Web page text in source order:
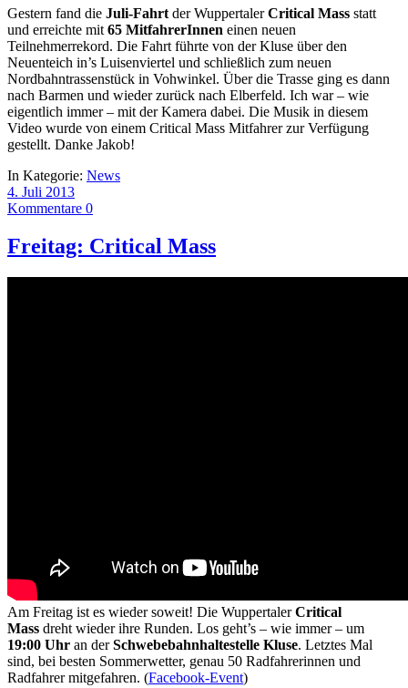
Gestern fand die Juli-Fahrt der WuppertalerCritical Mass statt
und erreichte mit 65 MitfahrerInnen einen neuen
Teilnehmerrekord. Die Fahrt führte von der Kluse über den
Neuenteich in’s Luisenviertel und schließlich zum neuen
Nordbahntrassenstück in Vohwinkel. Über die Trasse ging es dann
nach Barmen und wieder zurück nach Elberfeld. Ich war – wie
eigentlich immer – mit der Kamera dabei. Die Musik in diesem
Video wurde von einem Critical Mass Mitfahrer zur Verfügung
gestellt. Danke Jakob!
In Kategorie: News
4. Juli 2013
Kommentare 0
Freitag: Critical Mass
Am Freitag ist es wieder soweit! Die WuppertalerCritical
Mass dreht wieder ihre Runden. Los geht’s – wie immer – um
19:00 Uhr an derSchwebebahnhaltestelle Kluse. Letztes Mal
sind, bei besten Sommerwetter, genau 50 Radfahrerinnen und
Radfahrer mitgefahren. (Facebook-Event)